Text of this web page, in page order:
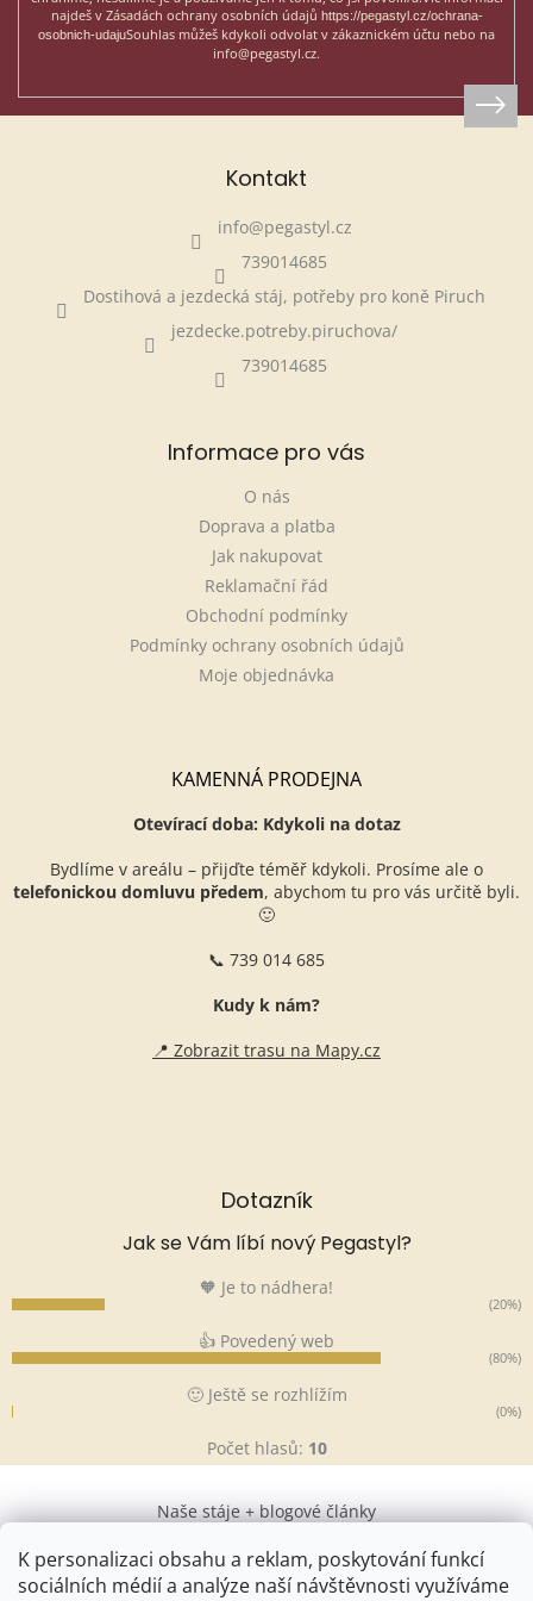
K personalizaci obsahu a reklam, poskytování funkcí
sociálních médií a analýze naší návštěvnosti využíváme
najdeš v Zásadách ochrany osobních údajů https://pegastyl.cz/ochrana-
osobnich-udajuSouhlas můžeš kdykoli odvolat v zákaznickém účtu nebo na
info@pegastyl.cz.
Kontakt
info@pegastyl.cz
739014685
Dostihová a jezdecká stáj, potřeby pro koně Piruch
jezdecke.potreby.piruchova/
739014685
Informace pro vás
O nás
Doprava a platba
Jak nakupovat
Reklamační řád
Obchodní podmínky
Podmínky ochrany osobních údajů
Moje objednávka
KAMENNÁ PRODEJNA
Otevírací doba: Kdykoli na dotaz
Bydlíme v areálu – přijďte téměř kdykoli. Prosíme ale o
telefonickou domluvu předem, abychom tu pro vás určitě byli.
🙂
📞 739 014 685
Kudy k nám?
📍 Zobrazit trasu na Mapy.cz
Dotazník
Jak se Vám líbí nový Pegastyl?
🧡 Je to nádhera!
(20%)
👍 Povedený web
(80%)
🙂 Ještě se rozhlížím
(0%)
Počet hlasů: 10
Naše stáje + blogové články